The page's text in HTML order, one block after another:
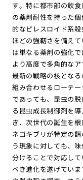
す。特に都市部の飲
の薬剤耐性を持った
的なピレスロイド系
ほどの強靭さを備え
は単なる薬剤の強化
より高度で多角的な
最新の戦略の核とな
組み合わせるローテ
であっても、昆虫の
る昆虫成長制御剤を
ぎ、次世代の誕生を
ネゴキブリが特定の
う現象に対しても、
分けることで対応し
べき進化を遂げてい